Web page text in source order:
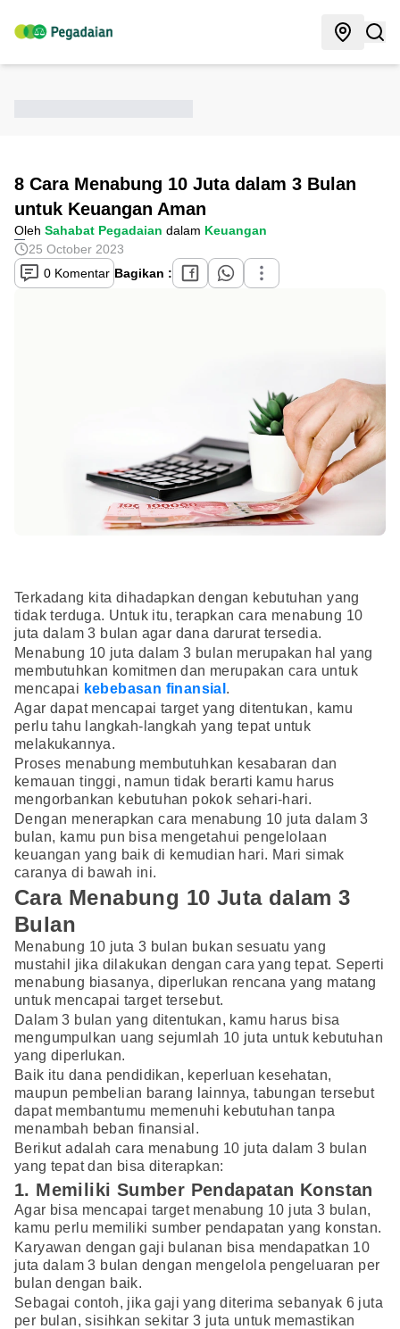
8 Cara Menabung 10 Juta dalam 3 Bulan
untuk Keuangan Aman
Oleh Sahabat Pegadaian dalam Keuangan
25 October 2023
0 Komentar Bagikan :
Terkadang kita dihadapkan dengan kebutuhan yang
tidak terduga. Untuk itu, terapkan cara menabung 10
juta dalam 3 bulan agar dana darurat tersedia.
Menabung 10 juta dalam 3 bulan merupakan hal yang
membutuhkan komitmen dan merupakan cara untuk
mencapai kebebasan finansial .
Agar dapat mencapai target yang ditentukan, kamu
perlu tahu langkah-langkah yang tepat untuk
melakukannya.
Proses menabung membutuhkan kesabaran dan
kemauan tinggi, namun tidak berarti kamu harus
mengorbankan kebutuhan pokok sehari-hari.
Dengan menerapkan cara menabung 10 juta dalam 3
bulan, kamu pun bisa mengetahui pengelolaan
keuangan yang baik di kemudian hari. Mari simak
caranya di bawah ini.
Cara Menabung 10 Juta dalam 3
Bulan
Menabung 10 juta 3 bulan bukan sesuatu yang
mustahil jika dilakukan dengan cara yang tepat. Seperti
menabung biasanya, diperlukan rencana yang matang
untuk mencapai target tersebut.
Dalam 3 bulan yang ditentukan, kamu harus bisa
mengumpulkan uang sejumlah 10 juta untuk kebutuhan
yang diperlukan.
Baik itu dana pendidikan, keperluan kesehatan,
maupun pembelian barang lainnya, tabungan tersebut
dapat membantumu memenuhi kebutuhan tanpa
menambah beban finansial.
Berikut adalah cara menabung 10 juta dalam 3 bulan
yang tepat dan bisa diterapkan:
1. Memiliki Sumber Pendapatan Konstan
Agar bisa mencapai target menabung 10 juta 3 bulan,
kamu perlu memiliki sumber pendapatan yang konstan.
Karyawan dengan gaji bulanan bisa mendapatkan 10
juta dalam 3 bulan dengan mengelola pengeluaran per
bulan dengan baik.
Sebagai contoh, jika gaji yang diterima sebanyak 6 juta
per bulan, sisihkan sekitar 3 juta untuk memastikan